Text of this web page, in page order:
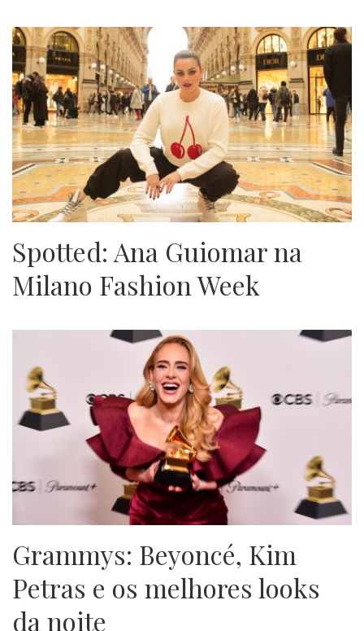
Spotted: Ana Guiomar na
Milano Fashion Week
Grammys: Beyoncé, Kim
Petras e os melhores looks
da noite